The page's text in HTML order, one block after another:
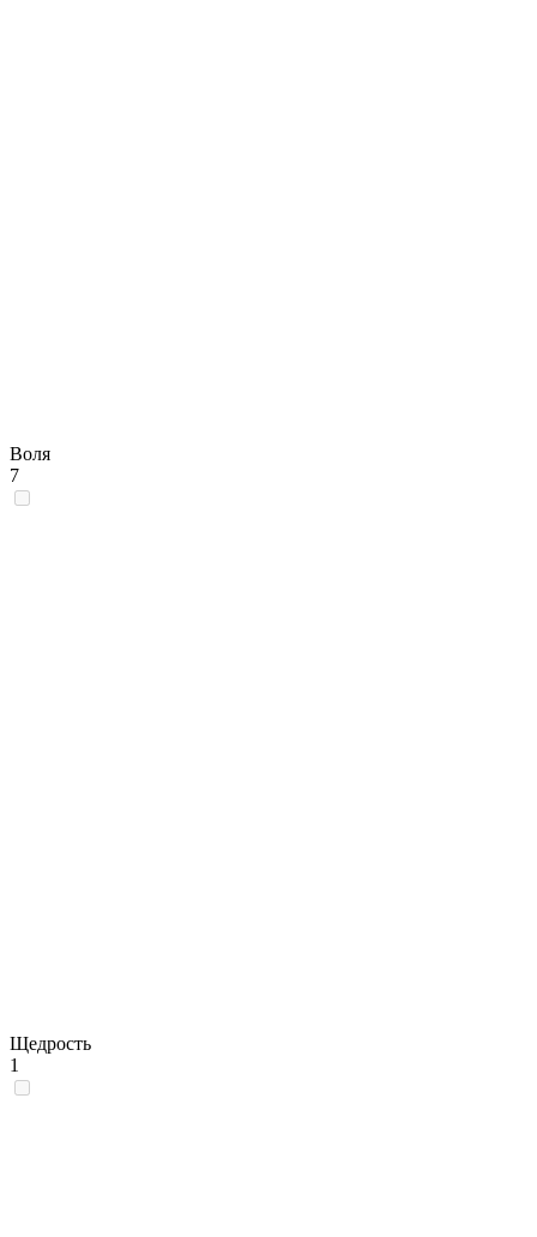
Воля
7
Щедрость
1